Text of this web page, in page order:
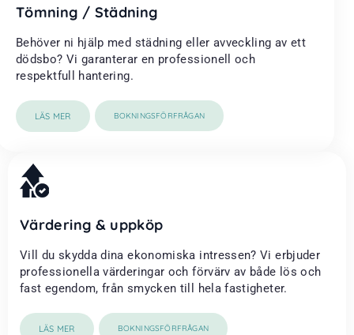
Tömning / Städning
Behöver ni hjälp med städning eller avveckling av ett
dödsbo? Vi garanterar en professionell och
respektfull hantering.
LÄS MER BOKNINGSFÖRFRÅGAN
Värdering & uppköp
Vill du skydda dina ekonomiska intressen? Vi erbjuder
professionella värderingar och förvärv av både lös och
fast egendom, från smycken till hela fastigheter.
LÄS MER BOKNINGSFÖRFRÅGAN